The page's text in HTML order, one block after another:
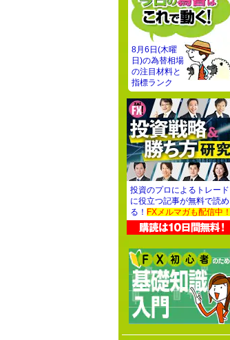
8月6日(木曜
日)の為替相場
の注目材料と
指標ランク
投資のプロによるトレード
に役立つ記事が無料で読め
る！ FXメルマガも配信中！